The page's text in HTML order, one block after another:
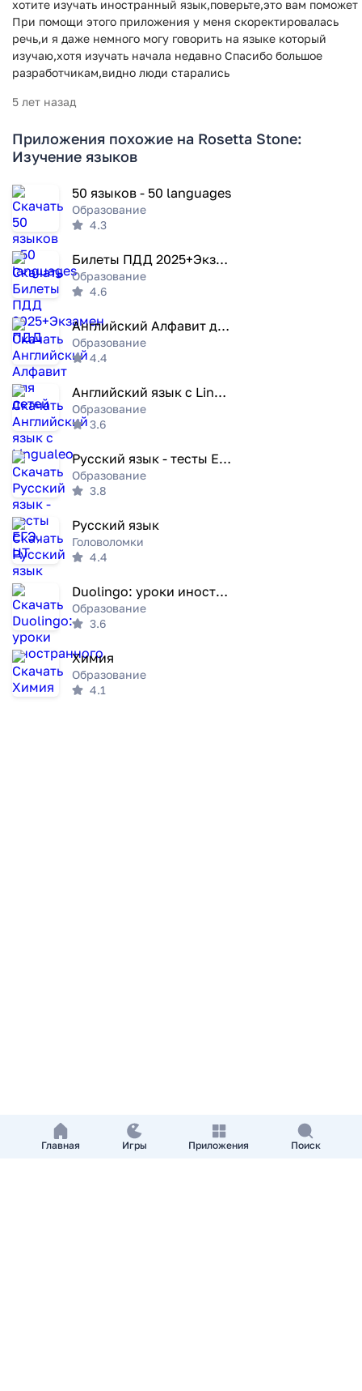
Главная Игры Приложения Поиск
хотите изучать иностранный язык,поверьте,это вам поможет
При помощи этого приложения у меня скоректировалась
речь,и я даже немного могу говорить на языке который
изучаю,хотя изучать начала недавно Спасибо большое
разработчикам,видно люди старались
5 лет назад
Приложения похожие на Rosetta Stone:
Изучение языков
50 языков - 50 languages
Образование
4.3
Билеты ПДД 2025+Экзамен ПДД
Образование
4.6
Английский Алфавит для детей
Образование
4.4
Английский язык с Lingualeo
Образование
3.6
Русский язык - тесты ЕГЭ, ЦТ
Образование
3.8
Русский язык
Головоломки
4.4
Duolingo: уроки иностранного
Образование
3.6
Химия
Образование
4.1